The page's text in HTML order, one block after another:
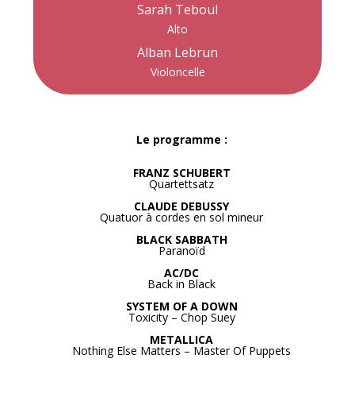
Sarah Teboul
Alto
Alban Lebrun
Violoncelle
Le programme :
FRANZ SCHUBERT
Quartettsatz
CLAUDE DEBUSSY
Quatuor à cordes en sol mineur
BLACK SABBATH
Paranoïd
AC/DC
Back in Black
SYSTEM OF A DOWN
Toxicity – Chop Suey
METALLICA
Nothing Else Matters – Master Of Puppets